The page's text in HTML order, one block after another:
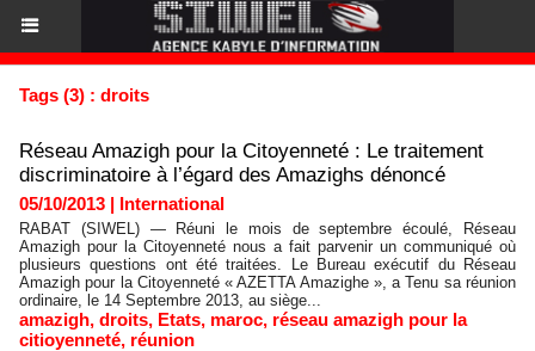
Tags (3) : droits
Réseau Amazigh pour la Citoyenneté : Le traitement
discriminatoire à l’égard des Amazighs dénoncé
05/10/2013 | International
RABAT (SIWEL) — Réuni le mois de septembre écoulé, Réseau
Amazigh pour la Citoyenneté nous a fait parvenir un communiqué où
plusieurs questions ont été traitées. Le Bureau exécutif du Réseau
Amazigh pour la Citoyenneté « AZETTA Amazighe », a Tenu sa réunion
ordinaire, le 14 Septembre 2013, au siège...
amazigh, droits, Etats, maroc, réseau amazigh pour la
citioyenneté, réunion